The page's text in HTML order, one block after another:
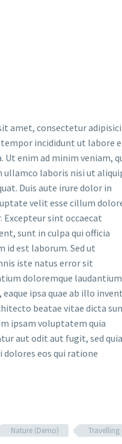
amet, consectetur
incididunt ut labore
Ut enim ad minim veniam,
laboris nisi ut
Duis aute irure dolor in
velit esse cillum
sint occaecat
sunt in culpa qui officia
id est laborum. Sed ut
iste natus error sit
doloremque
ipsa quae ab illo
beatae vitae dicta
ipsam voluptatem quia
aut odit aut fugit, sed quia
eos qui ratione
Nature (Demo) Travelling